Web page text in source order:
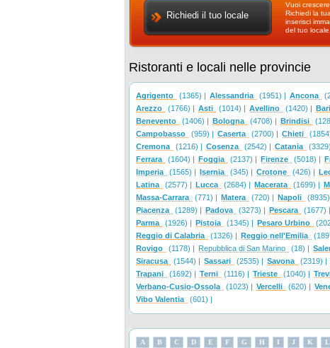
Richiedi il tuo locale
Vuoi
Richiedi la
inserisci
del tuo locale.
Ristoranti e locali nelle provincie
Agrigento (1365) | Alessandria (1951) | Ancona
Arezzo
(1766) | Asti (1014) | Avellino (1420) | Bari
Benevento
(1406) | Bologna (4708) | Brindisi
Campobasso
(959) | Caserta (2700) | Chieti
Cremona
(1216) | Cosenza (2542) | Catania
Ferrara
(1604) | Foggia (2137) | Firenze (5018) |
Imperia
(1565) | Isernia (345) | Crotone (426) |
Latina
(2577) | Lucca (2684) | Macerata (1699) |
Massa-Carrara
(771) | Matera (720) | Napoli
Piacenza
(1289) | Padova (3273) | Pescara (1677) |
Parma
(1926) | Pistoia (1345) | Pesaro Urbino
Reggio di Calabria
(1326) | Reggio nell'Emilia
Rovigo
(1178) | Repubblica di San Marino (18) |
Siracusa
(1544) | Sassari (2535) | Savona (2319) |
Trapani
(1692) | Terni (1116) | Trieste (1040) |
Verbano-Cusio-Ossola
(1023) | Vercelli (620) |
Vibo Valentia
(601) |
A B C D E F G H I J K L